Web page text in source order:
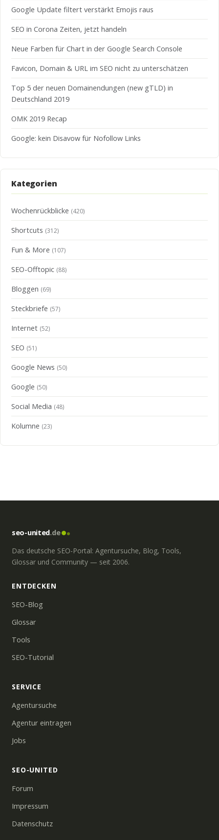
Google Update filtert verstärkt Emojis raus
SEO in Corona Zeiten, jetzt handeln
Neue Farben für Chart in der Google Search Console
Favicon, Domain & URL im SEO nicht zu unterschätzen
Top 5 der neuen Domainendungen (new gTLD) in
Deutschland 2019
OMK 2019 Recap
Google: kein Disavow für Nofollow Links
Kategorien
Wochenrückblicke (420)
Shortcuts (312)
Fun & More (107)
SEO-Offtopic (88)
Bloggen (69)
Steckbriefe (57)
Internet (52)
SEO (51)
Google News (50)
Google (50)
Social Media (48)
Kolumne (23)
seo-united.de
Das deutsche SEO-Portal: Agentursuche, Blog, Tools,
Glossar und Community — seit 2006.
ENTDECKEN
SEO-Blog
Glossar
Tools
SEO-Tutorial
SERVICE
Agentursuche
Agentur eintragen
Jobs
SEO-UNITED
Forum
Impressum
Datenschutz